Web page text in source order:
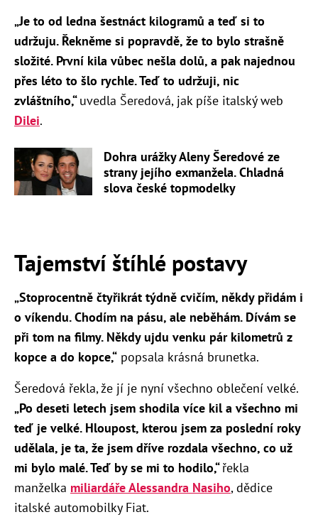
„Je to od ledna šestnáct kilogramů a teď si to
udržuju. Řekněme si popravdě, že to bylo strašně
složité. První kila vůbec nešla dolů, a pak najednou
přes léto to šlo rychle. Teď to udržuji, nic
zvláštního,“uvedla Šeredová, jak píše italský web
Dilei.
Dohra urážky Aleny Šeredové ze
strany jejího exmanžela. Chladná
slova české topmodelky
Tajemství štíhlé postavy
„Stoprocentně čtyřikrát týdně cvičím, někdy přidám i
o víkendu. Chodím na pásu, ale neběhám. Dívám se
při tom na filmy. Někdy ujdu venku pár kilometrů z
kopce a do kopce,“ popsala krásná brunetka.
Šeredová řekla, že jí je nyní všechno oblečení velké.
„Po deseti letech jsem shodila více kil a všechno mi
teď je velké. Hloupost, kterou jsem za poslední roky
udělala, je ta, že jsem dříve rozdala všechno, co už
mi bylo malé. Teď by se mi to hodilo,“řekla
manželka miliardáře Alessandra Nasiho, dědice
italské automobilky Fiat.